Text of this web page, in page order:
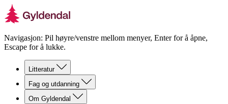
Navigasjon: Pil høyre/venstre mellom menyer, Enter for å åpne,
Escape for å lukke.
Litteratur
Fag og utdanning
Om Gyldendal